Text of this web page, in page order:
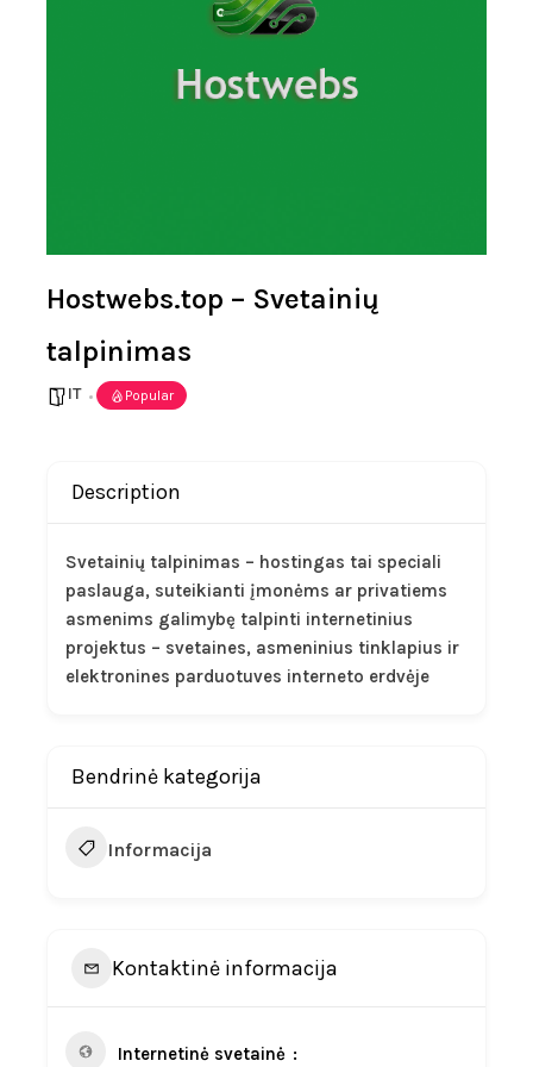
Hostwebs.top – Svetainių
talpinimas
IT Popular
Description
Svetainių talpinimas – hostingas tai speciali
paslauga, suteikianti įmonėms ar privatiems
asmenims galimybę talpinti internetinius
projektus – svetaines, asmeninius tinklapius ir
elektronines parduotuves interneto erdvėje
Bendrinė kategorija
Informacija
Kontaktinė informacija
Internetinė svetainė